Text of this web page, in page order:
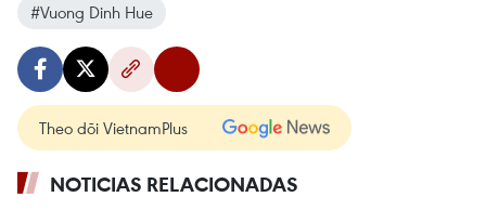
#Vuong Dinh Hue
Theo dõi VietnamPlus
NOTICIAS RELACIONADAS